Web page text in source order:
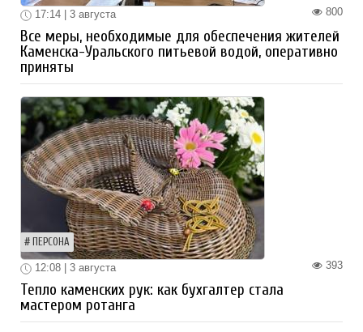
800
17:14 | 3 августа
Все меры, необходимые для обеспечения жителей
Каменска-Уральского питьевой водой, оперативно
приняты
ПЕРСОНА
393
12:08 | 3 августа
Тепло каменских рук: как бухгалтер стала
мастером ротанга